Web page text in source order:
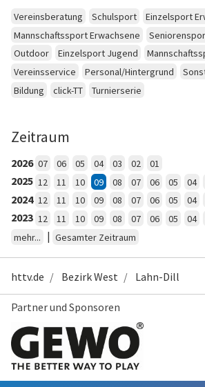
Vereinsberatung Schulsport
Einzelsport
Mannschaftssport Erwachsene
Outdoor
Einzelsport Jugend
Vereinsservice
Personal/Hintergrund
Bildung
click-TT Turnierserie
Zeitraum
2026 07 06 05 04 03 02 01
2025 12 11 10 09 08 07 06 05 04
2024 12 11 10 09 08 07 06 05 04
2023 12 11 10 09 08 07 06 05 04
mehr...
| Gesamter Zeitraum
httv.de Bezirk West Lahn-Dill
Partner und Sponsoren